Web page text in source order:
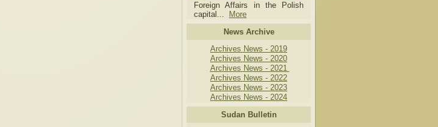
Foreign Affairs in the Polish
capital...
More
News Archive
Archives News - 2019
Archives News - 2020
Archives News - 2021
Archives News - 2022
Archives News - 2023
Archives News - 2024
Sudan Bulletin